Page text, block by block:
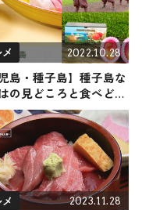
2022.10.28
児島・種子島】種子島な
の見どころと食べどこ
｜観光名所、イベント
事処などをご紹介
2023.11.28